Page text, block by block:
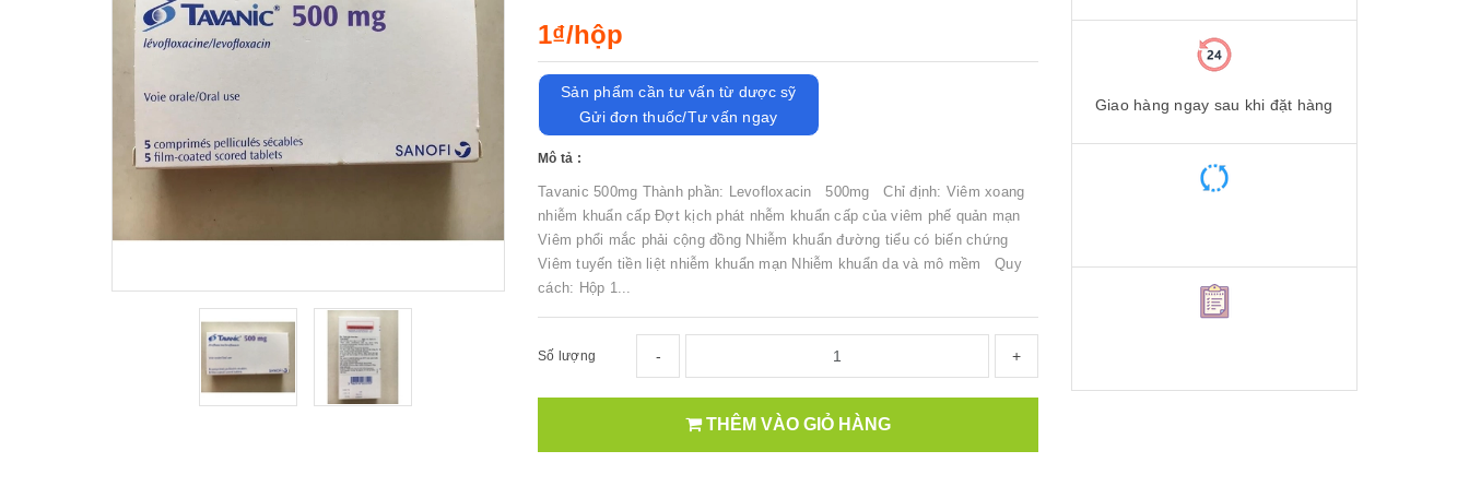
1₫/hộp
Sản phẩm cần tư vấn từ dược sỹ
Gửi đơn thuốc/Tư vấn ngay
Mô tả :
Tavanic 500mg Thành phần: Levofloxacin 500mg Chỉ định: Viêm xoang
nhiễm khuẩn cấp Đợt kịch phát nhễm khuẩn cấp của viêm phế quản mạn
Viêm phổi mắc phải cộng đồng Nhiễm khuẩn đường tiểu có biến chứng
Viêm tuyến tiền liệt nhiễm khuẩn mạn Nhiễm khuẩn da và mô mềm Quy
cách: Hộp 1...
Số lượng - +
THÊM VÀO GIỎ HÀNG
Giao hàng ngay sau khi đặt hàng